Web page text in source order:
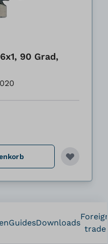
90 Grad,
GuidesDownloads
trade